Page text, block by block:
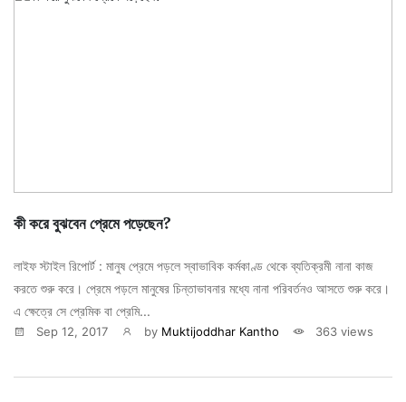
কী করে বুঝবেন প্রেমে পড়েছেন?
লাইফ স্টাইল রিপোর্ট : মানুষ প্রেমে পড়লে স্বাভাবিক কর্মকাণ্ড থেকে ব্যতিক্রমী নানা কাজ
করতে শুরু করে। প্রেমে পড়লে মানুষের চিন্তাভাবনার মধ্যে নানা পরিবর্তনও আসতে শুরু করে।
এ ক্ষেত্রে সে প্রেমিক বা প্রেমি...
Sep 12, 2017 by Muktijoddhar Kantho 363 views